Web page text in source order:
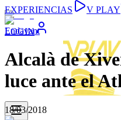
LOGIN
EXPERIENCIAS
V PLAY
Endavant
Alcalà de
luce ante el
18/03/2018